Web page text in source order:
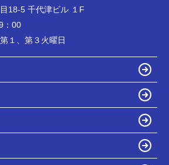
18-5 千代津ビル １F
：00
１、第３火曜日